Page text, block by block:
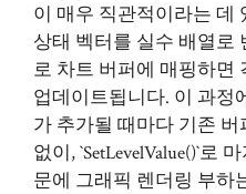
이 매우 직관적이라는 데
상태 벡터를 실수 배열로
로 차트 버퍼에 매핑하면
업데이트됩니다. 이 과정
가 추가될 때마다 기존
없이, `SetLevelValue()`로
문에 그래픽 렌더링 부하